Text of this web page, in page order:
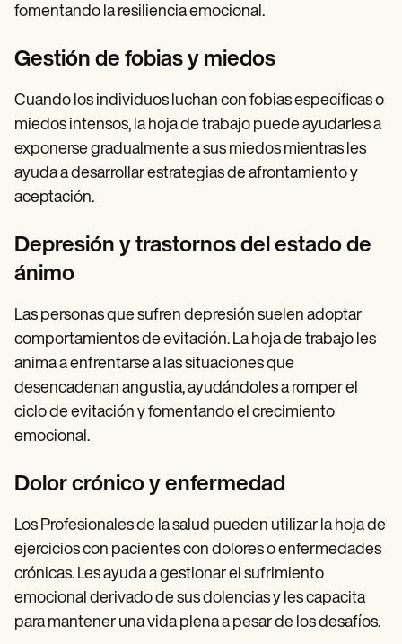
fomentando la resiliencia emocional.
Gestión de fobias y miedos
Cuando los individuos luchan con fobias específicas o
miedos intensos, la hoja de trabajo puede ayudarles a
exponerse gradualmente a sus miedos mientras les
ayuda a desarrollar estrategias de afrontamiento y
aceptación.
Depresión y trastornos del estado de
ánimo
Las personas que sufren depresión suelen adoptar
comportamientos de evitación. La hoja de trabajo les
anima a enfrentarse a las situaciones que
desencadenan angustia, ayudándoles a romper el
ciclo de evitación y fomentando el crecimiento
emocional.
Dolor crónico y enfermedad
Los Profesionales de la salud pueden utilizar la hoja de
ejercicios con pacientes con dolores o enfermedades
crónicas. Les ayuda a gestionar el sufrimiento
emocional derivado de sus dolencias y les capacita
para mantener una vida plena a pesar de los desafíos.